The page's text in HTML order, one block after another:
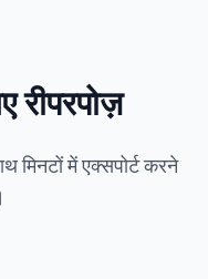
रीपरपोज़
मिनटों में एक्सपोर्ट करने